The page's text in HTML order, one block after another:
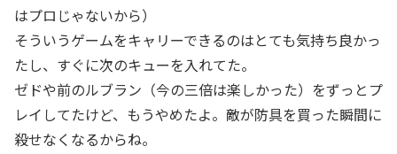
はプロじゃないから）
そういうゲームをキャリーできるのはとても気持ち良かっ
たし、すぐに次のキューを入れてた。
ゼドや前のルブラン（今の三倍は楽しかった）をずっとプ
レイしてたけど、もうやめたよ。敵が防具を買った瞬間に
殺せなくなるからね。